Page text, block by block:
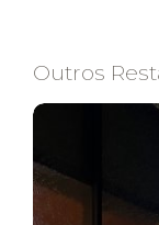
Outros